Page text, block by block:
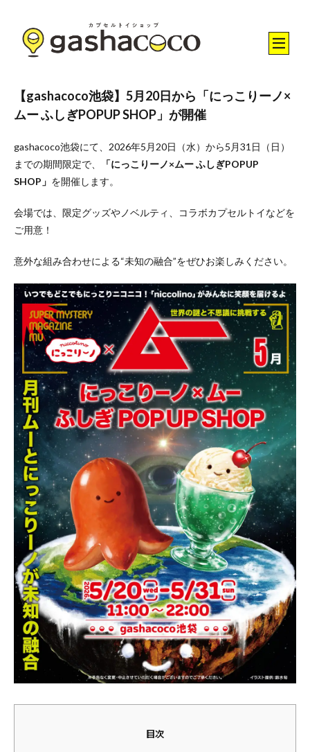
【gashacoco池袋】5月20日から「にっこりーノ×
ムー ふしぎPOPUP SHOP」が開催
gashacoco池袋にて、2026年5月20日（水）から5月31日（日）
までの期間限定で、
「にっこりーノ×ムー ふしぎPOPUP
SHOP」 を開催します。
会場では、限定グッズやノベルティ、コラボカプセルトイなどを
ご用意！
意外な組み合わせによる“未知の融合”をぜひお楽しみください。
目次